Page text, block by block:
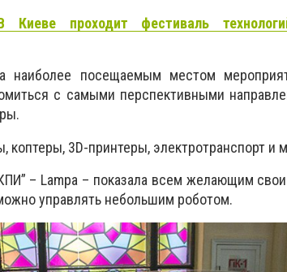
Киеве проходит фестиваль
наиболее посещаемым местом
с самыми перспективными
3D-принтеры, электротранспорт и
– Lampa – показала всем желающим
управлять небольшим роботом.